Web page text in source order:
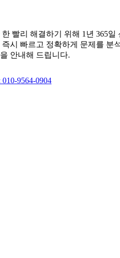
빨리 해결하기 위해 1년 365일
시 빠르고 정확하게 문제를 분
안내해 드립니다.
9564-0904